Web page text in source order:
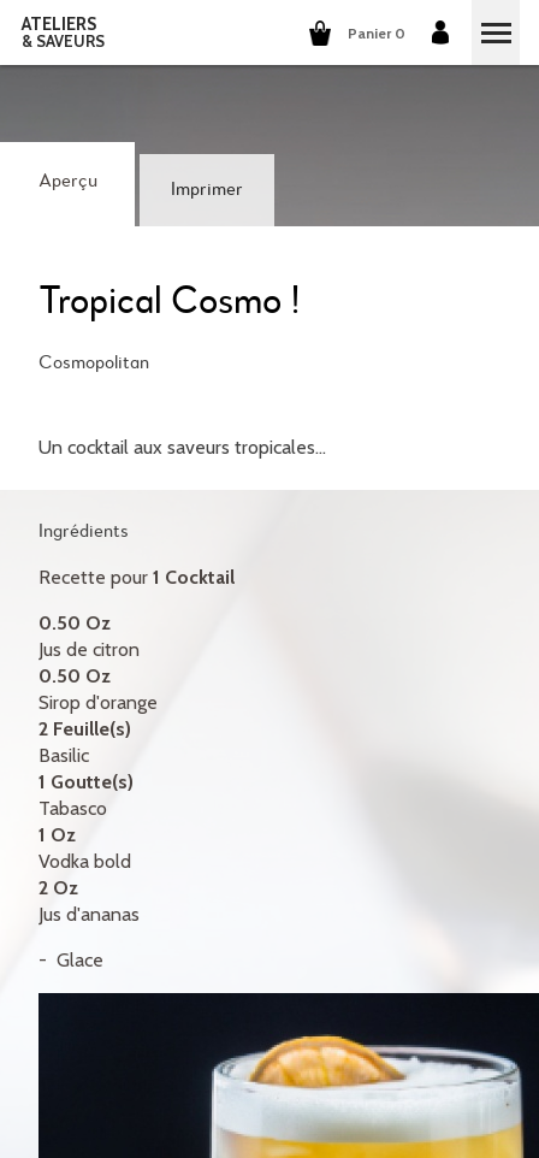
ATELIERS
& SAVEURS Panier 0
COURS DE COCKTAILS
DÉGUSTATIONS DE VINS
GROUPES ET ENTREPRISES
QUI SOMMES-NOUS?
LES COCKTAILS
CERTIFICATS-CADEAUX
ENGLISH
Aperçu Imprimer
Tropical Cosmo !
Cosmopolitan
Un cocktail aux saveurs tropicales...
Ingrédients
Recette pour 1 Cocktail
0.50 Oz
Jus de citron
0.50 Oz
Sirop d'orange
2 Feuille(s)
Basilic
1 Goutte(s)
Tabasco
1 Oz
Vodka bold
2 Oz
Jus d'ananas
Glace